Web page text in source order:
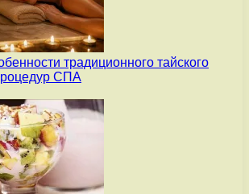
традиционного тайского
СПА